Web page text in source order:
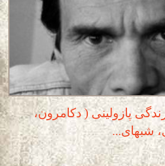
پازولینی ( دکامرون،
شبهای...